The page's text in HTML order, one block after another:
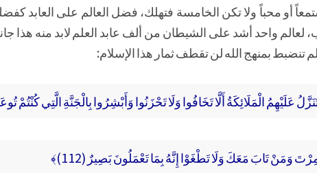
أو محباً ولا تكن الخامسة فتهلك، فضل العالم على العابد
لعالم واحد أشد على الشيطان من ألف عابد العلم لابد منه هذا
بمنهج الله لن تقطف ثمار هذا الإسلام:
عَلَيْهِمُ الْمَلَائِكَةُ أَلَّا تَخَافُوا وَلَا تَحْزَنُوا وَأَبْشِرُوا بِالْجَنَّةِ الَّتِي كُنْتُمْ
وَمَنْ تَابَ مَعَكَ وَلَا تَطْغَوْا إِنَّهُ بِمَا تَعْمَلُونَ بَصِيرٌ (112)﴾